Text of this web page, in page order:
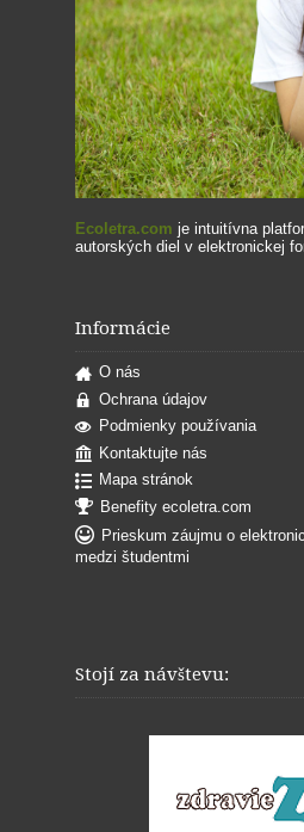
Ecoletra.com je intuitívna
autorských diel v elektronickej
Informácie
O nás
Ochrana údajov
Podmienky používania
Kontaktujte nás
Mapa stránok
Benefity ecoletra.com
Prieskum záujmu o
medzi študentmi
Stojí za návštevu: